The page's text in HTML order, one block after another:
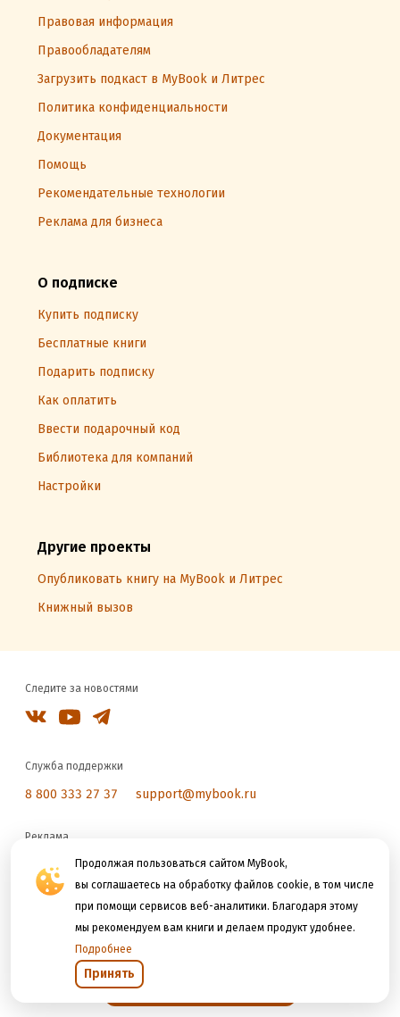
Продолжая пользоваться сайтом MyBook,
вы соглашаетесь на обработку файлов cookie, в том числе
при помощи сервисов веб-аналитики. Благодаря этому
мы рекомендуем вам книги и делаем продукт удобнее.
Подробнее
Принять
Правовая информация
Правообладателям
Загрузить подкаст в MyBook и Литрес
Политика конфиденциальности
Документация
Помощь
Рекомендательные технологии
Реклама для бизнеса
О подписке
Купить подписку
Бесплатные книги
Подарить подписку
Как оплатить
Ввести подарочный код
Библиотека для компаний
Настройки
Другие проекты
Опубликовать книгу на MyBook и Литрес
Книжный вызов
Следите за новостями
Служба поддержки
8 800 333 27 37 support@mybook.ru
Реклама
reklama@litres.ru
Мы принимаем к оплате
Открыть в приложении